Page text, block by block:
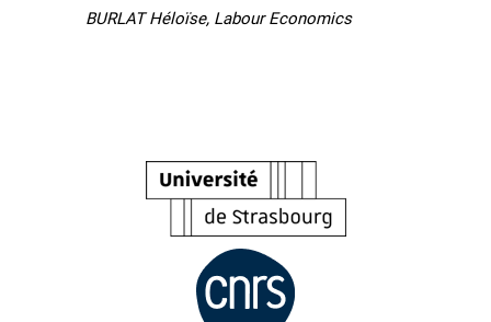
BURLAT Héloïse, Labour Economics